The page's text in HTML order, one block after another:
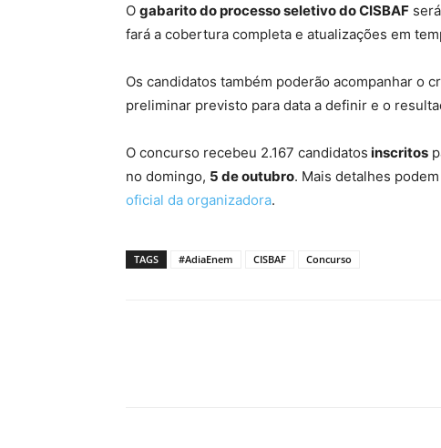
O gabarito do processo seletivo do CISBAF
fará a cobertura completa e atualizações em
Os candidatos também poderão acompanhar o
preliminar previsto para data a definir e o
O concurso recebeu 2.167 candidatos inscritos
no domingo, 5 de outubro. Mais detalhes
oficial da organizadora.
TAGS #AdiaEnem CISBAF Concurso